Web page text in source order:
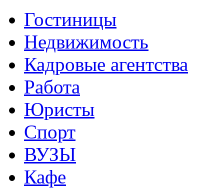
Гостиницы
Недвижимость
Кадровые агентства
Работа
Юристы
Спорт
ВУЗЫ
Кафе